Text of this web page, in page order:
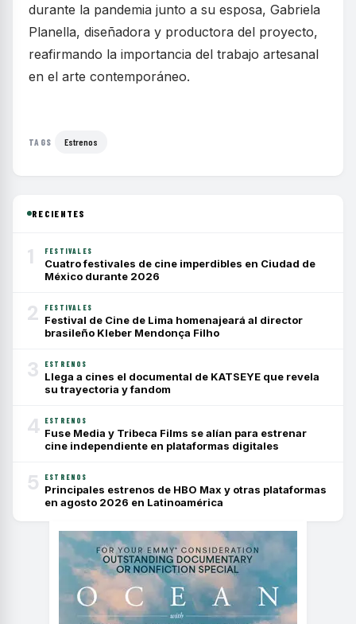
durante la pandemia junto a su esposa, Gabriela
Planella, diseñadora y productora del proyecto,
reafirmando la importancia del trabajo artesanal
en el arte contemporáneo.
TAGS Estrenos
RECIENTES
1 FESTIVALES
Cuatro festivales de cine imperdibles en Ciudad de
México durante 2026
2 FESTIVALES
Festival de Cine de Lima homenajeará al director
brasileño Kleber Mendonça Filho
3 ESTRENOS
Llega a cines el documental de KATSEYE que revela
su trayectoria y fandom
4 ESTRENOS
Fuse Media y Tribeca Films se alían para estrenar
cine independiente en plataformas digitales
5 ESTRENOS
Principales estrenos de HBO Max y otras plataformas
en agosto 2026 en Latinoamérica